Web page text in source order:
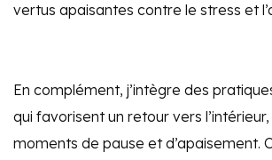
vertus apaisantes contre le stress et
En complément, j’intègre des
qui favorisent un retour vers
moments de pause et d’apaisement.